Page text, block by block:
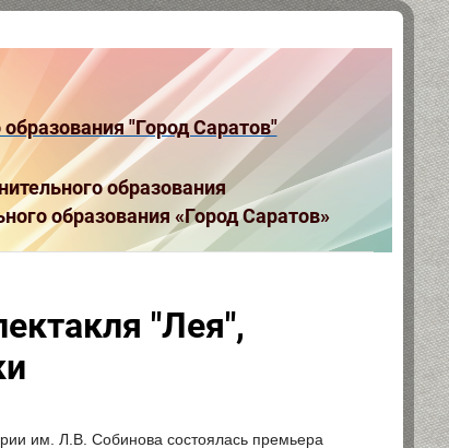
"Город Саратов"
образования
образования «Город Саратов»
"Лея",
им. Л.В. Собинова состоялась премьера